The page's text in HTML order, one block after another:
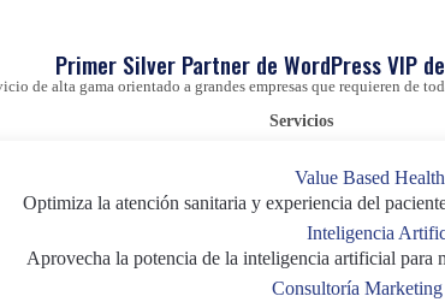
Primer Silver Partner de WordPress VIP
de alta gama orientado a grandes empresas que requieren de
Servicios
Value Based
Optimiza la atención sanitaria y experiencia del
Inteligencia
Aprovecha la potencia de la inteligencia artificial para
Consultoría